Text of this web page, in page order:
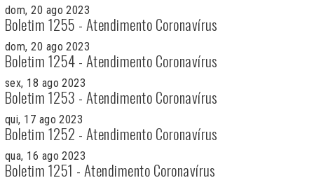
dom, 20 ago 2023
Boletim 1255 - Atendimento Coronavírus
dom, 20 ago 2023
Boletim 1254 - Atendimento Coronavírus
sex, 18 ago 2023
Boletim 1253 - Atendimento Coronavírus
qui, 17 ago 2023
Boletim 1252 - Atendimento Coronavírus
qua, 16 ago 2023
Boletim 1251 - Atendimento Coronavírus